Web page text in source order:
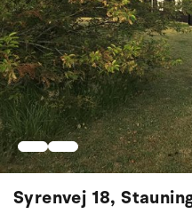
Syrenvej 18,